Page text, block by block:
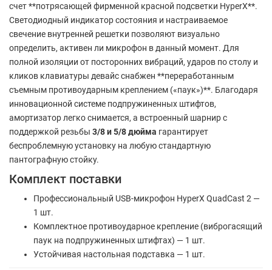
счет **потрясающей фирменной красной подсветки HyperX**.
Светодиодный индикатор состояния и настраиваемое
свечение внутренней решетки позволяют визуально
определить, активен ли микрофон в данный момент. Для
полной изоляции от посторонних вибраций, ударов по столу и
кликов клавиатуры девайс снабжен **переработанным
съемным противоударным креплением («паук»)**. Благодаря
инновационной системе подпружиненных штифтов,
амортизатор легко снимается, а встроенный шарнир с
поддержкой резьбы 3/8 и 5/8 дюйма гарантирует
беспроблемную установку на любую стандартную
пантографную стойку.
Комплект поставки
Профессиональный USB-микрофон HyperX QuadCast 2 —
1 шт.
Комплектное противоударное крепление (виброгасящий
паук на подпружиненных штифтах) — 1 шт.
Устойчивая настольная подставка — 1 шт.